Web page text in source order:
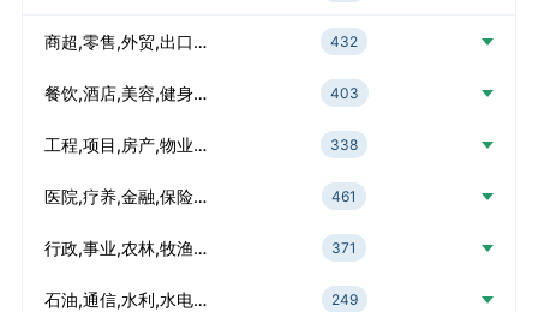
商超,零售,外贸,出口… 432
餐饮,酒店,美容,健身… 403
工程,项目,房产,物业… 338
医院,疗养,金融,保险… 461
行政,事业,农林,牧渔… 371
石油,通信,水利,水电… 249